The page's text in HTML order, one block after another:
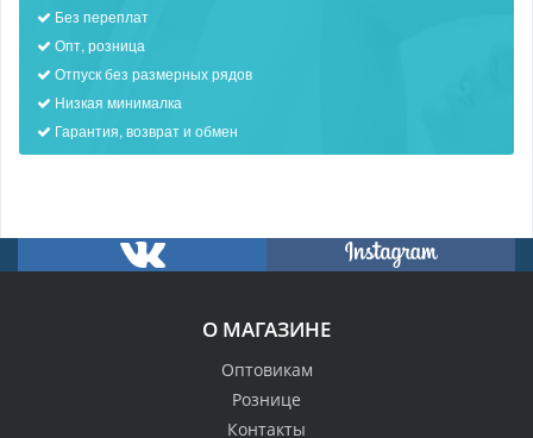
Без переплат
Опт, розница
Отпуск без размерных рядов
Низкая минималка
Гарантия, возврат и обмен
О МАГАЗИНЕ
Оптовикам
Рознице
Контакты